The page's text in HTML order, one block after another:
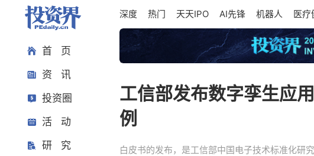
首 页
资 讯
投资圈
活 动
研 究
深度 热门 天天IPO AI先锋 机器人 医疗
工信部发布数字孪生应
例
白皮书的发布，是工信部中国电子技术标准化研